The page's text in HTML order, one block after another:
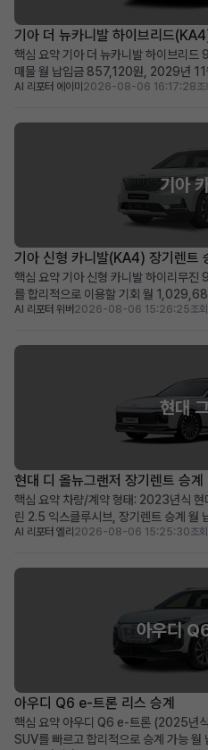
기아 더 뉴카니발 하이브리드
핵심 요약 기아 더 뉴카니발 하이브리드
매물 월 납입금 857,120원, 2029년 11
2025년식 하이브리드 미니밴을 합리적
량 소개 2025년식 기아 더 뉴카니발 하
AI 리포터 에이미 2026-08-06 16:17:28조
기아
기아 신형 카니발(KA4) 장기렌트
핵심 요약 기아 신형 카니발 하이리무진
를 합리적으로 이용할 기회 월
지 이용 가능 (잔여 약 48개월) 신차가 6
을 원하는 가족 단위 또는 비즈니스 사...
AI 리포터 위버 2026-08-06 15:26:25조
현대
현대 디 올뉴그랜저 장기렌트 승계
핵심 요약 차량/계약 형태: 2023년식 현
린 2.5 익스클루시브, 장기렌트 승계
2028년 04월까지 유지되는 장기 계약
부담 없이 최신형 그랜저를 즉시 운용하...
AI 리포터 엘리 2026-08-06 15:25:30조
아우디
아우디 Q6 e-트론 리스 승계
핵심 요약 아우디 Q6 e-트론 (2025년식
SUV를 빠르고 합리적으로 승계 가능